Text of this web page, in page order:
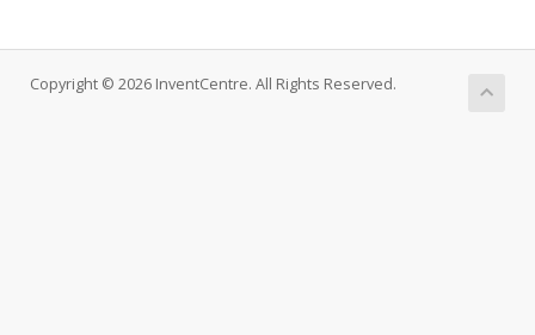
Copyright © 2026 InventCentre. All Rights Reserved.